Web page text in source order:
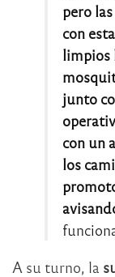
pero
con
limpios
junto
con un
los
A su turno, la